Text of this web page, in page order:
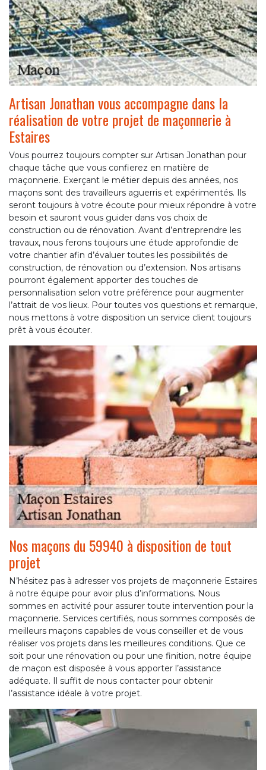
Artisan Jonathan vous accompagne dans la
réalisation de votre projet de maçonnerie à
Estaires
Vous pourrez toujours compter sur Artisan Jonathan pour
chaque tâche que vous confierez en matière de
maçonnerie. Exerçant le métier depuis des années, nos
maçons sont des travailleurs aguerris et expérimentés. Ils
seront toujours à votre écoute pour mieux répondre à votre
besoin et sauront vous guider dans vos choix de
construction ou de rénovation. Avant d’entreprendre les
travaux, nous ferons toujours une étude approfondie de
votre chantier afin d’évaluer toutes les possibilités de
construction, de rénovation ou d’extension. Nos artisans
pourront également apporter des touches de
personnalisation selon votre préférence pour augmenter
l’attrait de vos lieux. Pour toutes vos questions et remarque,
nous mettons à votre disposition un service client toujours
prêt à vous écouter.
Nos maçons du 59940 à disposition de tout
projet
N’hésitez pas à adresser vos projets de maçonnerie Estaires
à notre équipe pour avoir plus d’informations. Nous
sommes en activité pour assurer toute intervention pour la
maçonnerie. Services certifiés, nous sommes composés de
meilleurs maçons capables de vous conseiller et de vous
réaliser vos projets dans les meilleures conditions. Que ce
soit pour une rénovation ou pour une finition, notre équipe
de maçon est disposée à vous apporter l’assistance
adéquate. Il suffit de nous contacter pour obtenir
l’assistance idéale à votre projet.